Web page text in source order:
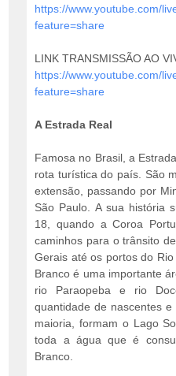
https://www.youtube.com/
feature=share
LINK TRANSMISSÃO AO
https://www.youtube.com/
feature=share
A Estrada Real
Famosa no Brasil, a
rota turística do país. São
extensão, passando por
São Paulo. A sua história
18, quando a Coroa
caminhos para o trânsito
Gerais até os portos do
Branco é uma importante
rio Paraopeba e rio
quantidade de nascentes
maioria, formam o Lago
toda a água que é
Branco.